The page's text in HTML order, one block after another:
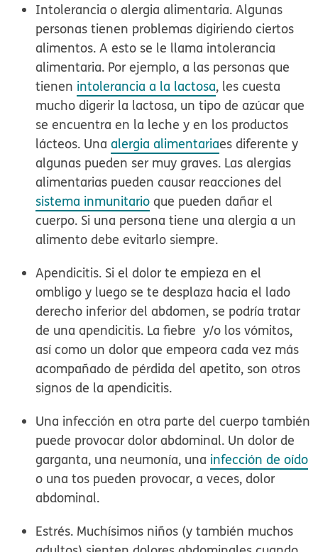
Intolerancia o alergia alimentaria. Algunas
personas tienen problemas digiriendo ciertos
alimentos. A esto se le llama intolerancia
alimentaria. Por ejemplo, a las personas que
tienen intolerancia a la lactosa, les cuesta
mucho digerir la lactosa, un tipo de azúcar que
se encuentra en la leche y en los productos
lácteos. Unaalergia alimentariaes diferente y
algunas pueden ser muy graves. Las alergias
alimentarias pueden causar reacciones del
sistema inmunitario que pueden dañar el
cuerpo. Si una persona tiene una alergia a un
alimento debe evitarlo siempre.
Apendicitis. Si el dolor te empieza en el
ombligo y luego se te desplaza hacia el lado
derecho inferior del abdomen, se podría tratar
de una apendicitis. La fiebre y/o los vómitos,
así como un dolor que empeora cada vez más
acompañado de pérdida del apetito, son otros
signos de la apendicitis.
Una infección en otra parte del cuerpo también
puede provocar dolor abdominal. Un dolor de
garganta, una neumonía, una infección de oído
o una tos pueden provocar, a veces, dolor
abdominal.
Estrés. Muchísimos niños (y también muchos